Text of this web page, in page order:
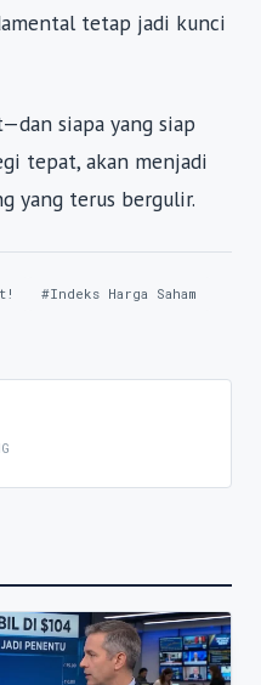
tetap jadi kunci
siapa yang siap
tepat, akan menjadi
yang terus bergulir.
#Indeks Harga Saham